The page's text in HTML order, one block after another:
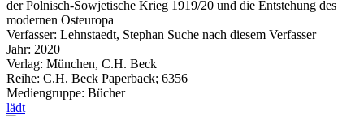
der Polnisch-Sowjetische Krieg 1919/20 und die Entstehung des
modernen Osteuropa
Verfasser: Lehnstaedt, Stephan Suche nach diesem Verfasser
Jahr: 2020
Verlag: München, C.H. Beck
Reihe: C.H. Beck Paperback; 6356
Mediengruppe: Bücher
lädt